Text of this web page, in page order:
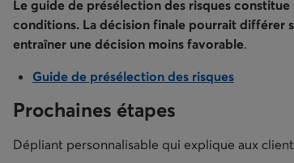
Le guide de présélection des risques
conditions. La décision finale pourrait différer
entraîner une décision moins favorable.
Guide de présélection des risques
Prochaines étapes
Dépliant personnalisable qui explique aux